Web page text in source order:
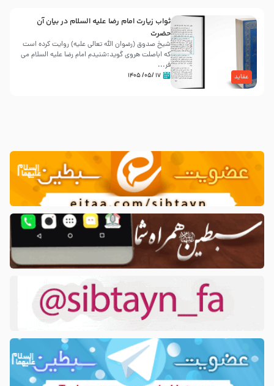
عقاید
ثواب زیارت امام رضا علیه السلام در بیان آن
حضرت
شیخ صدوق (رضوان الله تعالی علیه) روایت کرده است
که اباصلت هروی گوید:شنیدم امام رضا علیه السلام می
فر...
۱۷ /۰۵/ ۱۴۰۵